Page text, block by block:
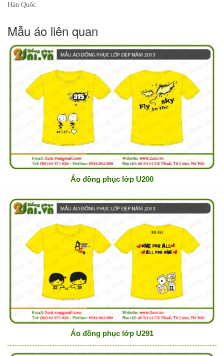
Hàn Quốc.
Mẫu áo liên quan
Áo đồng phục lớp U200
Áo đồng phục lớp U291